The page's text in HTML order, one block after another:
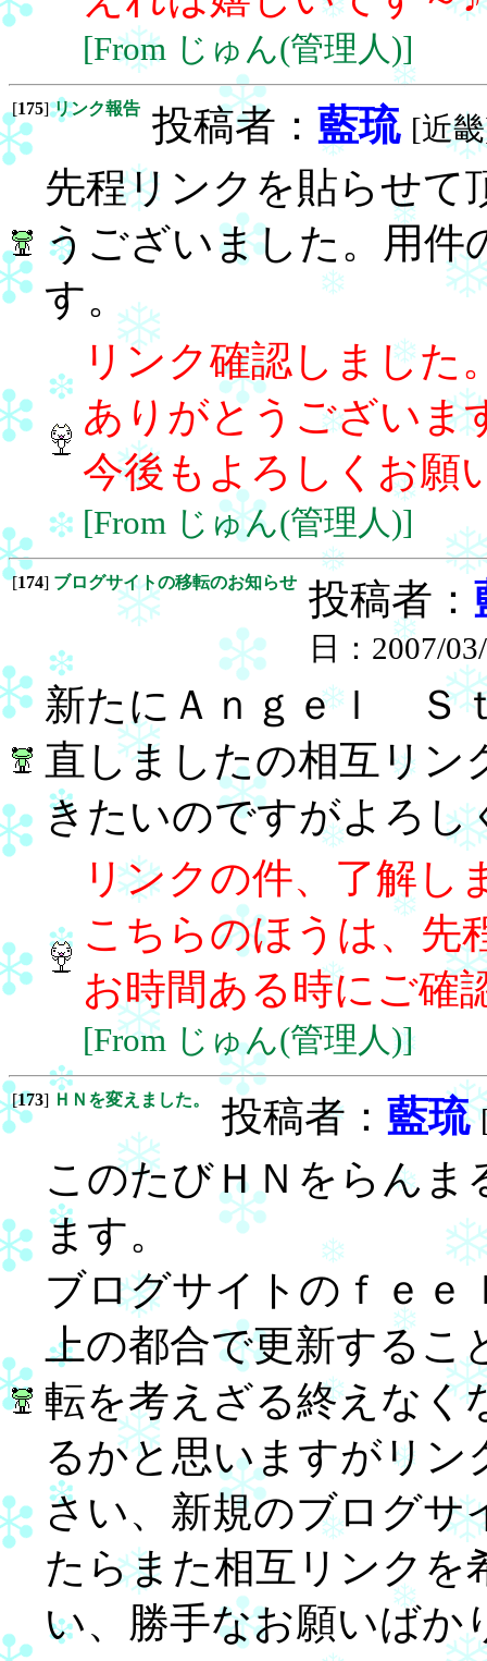
[From じゅん(管理人)]
[175]リンク報告 投稿者： 藍琉 [近
先程リンクを貼らせて
うございました。用件
す。
リンク確認しました
ありがとうございま
今後もよろしくお願
[From じゅん(管理人)]
[174] ブログサイトの移転のお知らせ 投稿者：
日：2007/
新たにＡｎｇｅｌ Ｓ
直しましたの相互リン
きたいのですがよろし
リンクの件、了解し
こちらのほうは、先
お時間ある時にご確
[From じゅん(管理人)]
[173] ＨＮを変えました。 投稿者： 藍琉
このたびＨＮをらんま
ます。
ブログサイトのｆｅ
上の都合で更新するこ
転を考えざる終えなく
るかと思いますがリン
さい、新規のブログサ
たらまた相互リンクを
い、勝手なお願いばか